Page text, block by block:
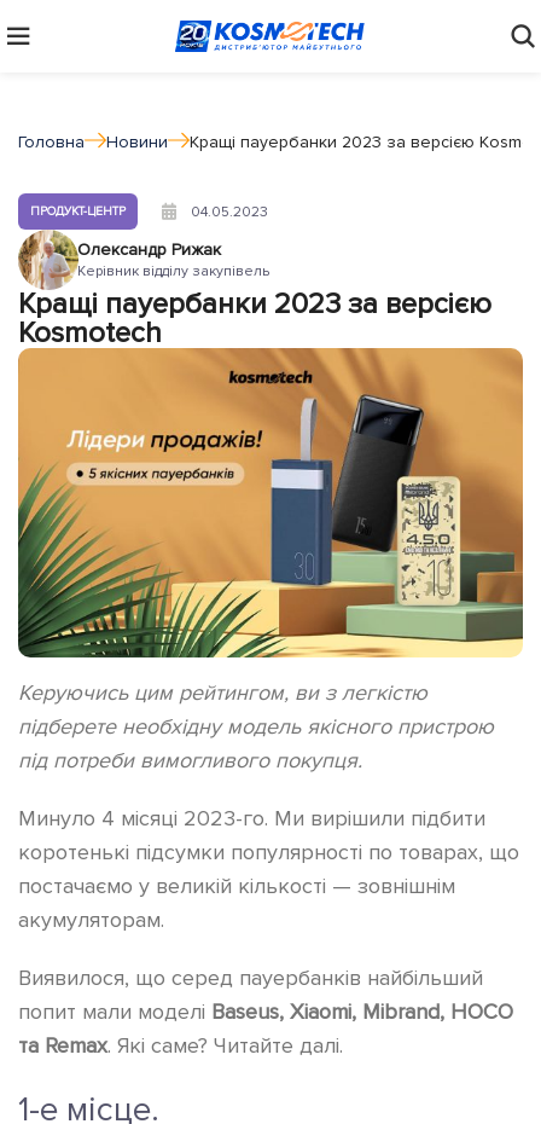
Головна Новини Кращі пауербанки 2023 за версією
ПРОДУКТ-ЦЕНТР 04.05.2023
Олександр Рижак
Керівник відділу закупівель
Кращі пауербанки 2023 за версією
Kosmotech
Керуючись цим рейтингом, ви з легкістю
підберете необхідну модель якісного пристрою
під потреби вимогливого покупця.
Минуло 4 місяці 2023-го. Ми вирішили підбити
коротенькі підсумки популярності по товарах, що
постачаємо у великій кількості — зовнішнім
акумуляторам.
Виявилося, що серед пауербанків найбільший
попит мали моделі Baseus, Xiaomi, Mibrand, HOCO
та Remax. Які саме? Читайте далі.
1-е місце.